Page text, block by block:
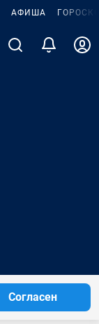
АФИША
Согласен